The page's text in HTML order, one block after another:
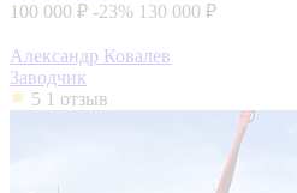
100 000 ₽ -23% 130 000 ₽
Александр Ковалев
Заводчик
5 1 отзыв